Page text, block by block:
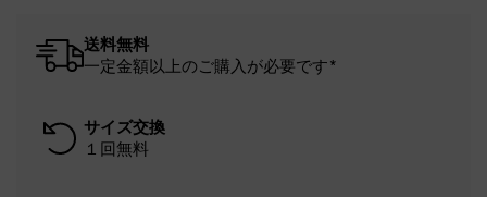
送料無料
一定金額以上のご購入が必要です*
サイズ交換
１回無料